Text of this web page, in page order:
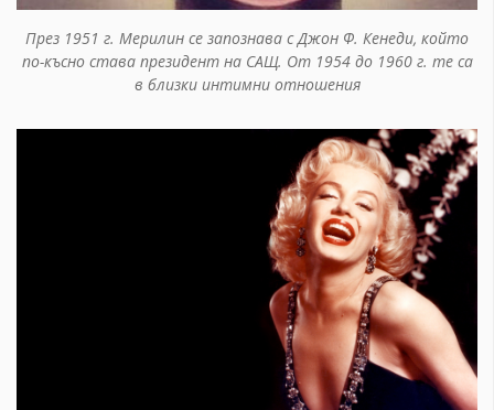
През 1951 г. Мерилин се запознава с Джон Ф. Кенеди, който
по-късно става президент на САЩ. От 1954 до 1960 г. те са
в близки интимни отношения